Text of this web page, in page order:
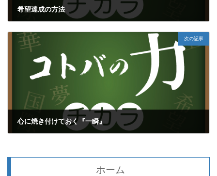
希望達成の方法
次の記事
心に焼き付けておく『一瞬』
ホーム